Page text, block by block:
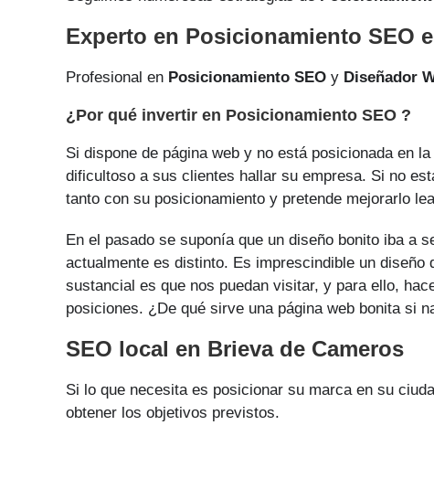
Experto en Posicionamiento SEO
Profesional en Posicionamiento SEO y Diseñador
¿Por qué invertir en Posicionamiento SEO ?
Si dispone de página web y no está posicionada en
dificultoso a sus clientes hallar su empresa. Si no
tanto con su posicionamiento y pretende mejorarlo
En el pasado se suponía que un diseño bonito iba a
actualmente es distinto. Es imprescindible un
sustancial es que nos puedan visitar, y para ello,
posiciones. ¿De qué sirve una página web bonita si
SEO local en Brieva de Cameros
Si lo que necesita es posicionar su marca en su
obtener los objetivos previstos.